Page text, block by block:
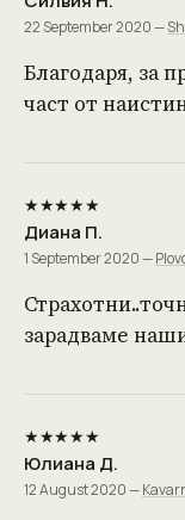
22 September 2020 —
Благодаря, за
част от
★★★★★
Диана П.
1 September 2020 —
зарадваме
★★★★★
Юлиана Д.
12 August 2020 —